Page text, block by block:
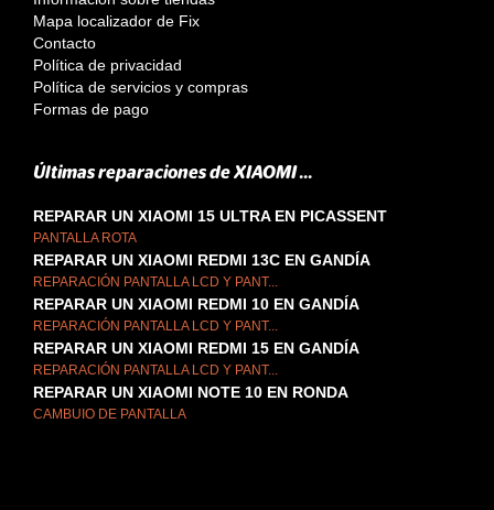
Mapa localizador de Fix
Contacto
Política de privacidad
Política de servicios y compras
Formas de pago
Últimas reparaciones de XIAOMI ...
REPARAR UN XIAOMI 15 ULTRA EN PICASSENT
PANTALLA ROTA
REPARAR UN XIAOMI REDMI 13C EN GANDÍA
REPARACIÓN PANTALLA LCD Y PANT...
REPARAR UN XIAOMI REDMI 10 EN GANDÍA
REPARACIÓN PANTALLA LCD Y PANT...
REPARAR UN XIAOMI REDMI 15 EN GANDÍA
REPARACIÓN PANTALLA LCD Y PANT...
REPARAR UN XIAOMI NOTE 10 EN RONDA
CAMBUIO DE PANTALLA